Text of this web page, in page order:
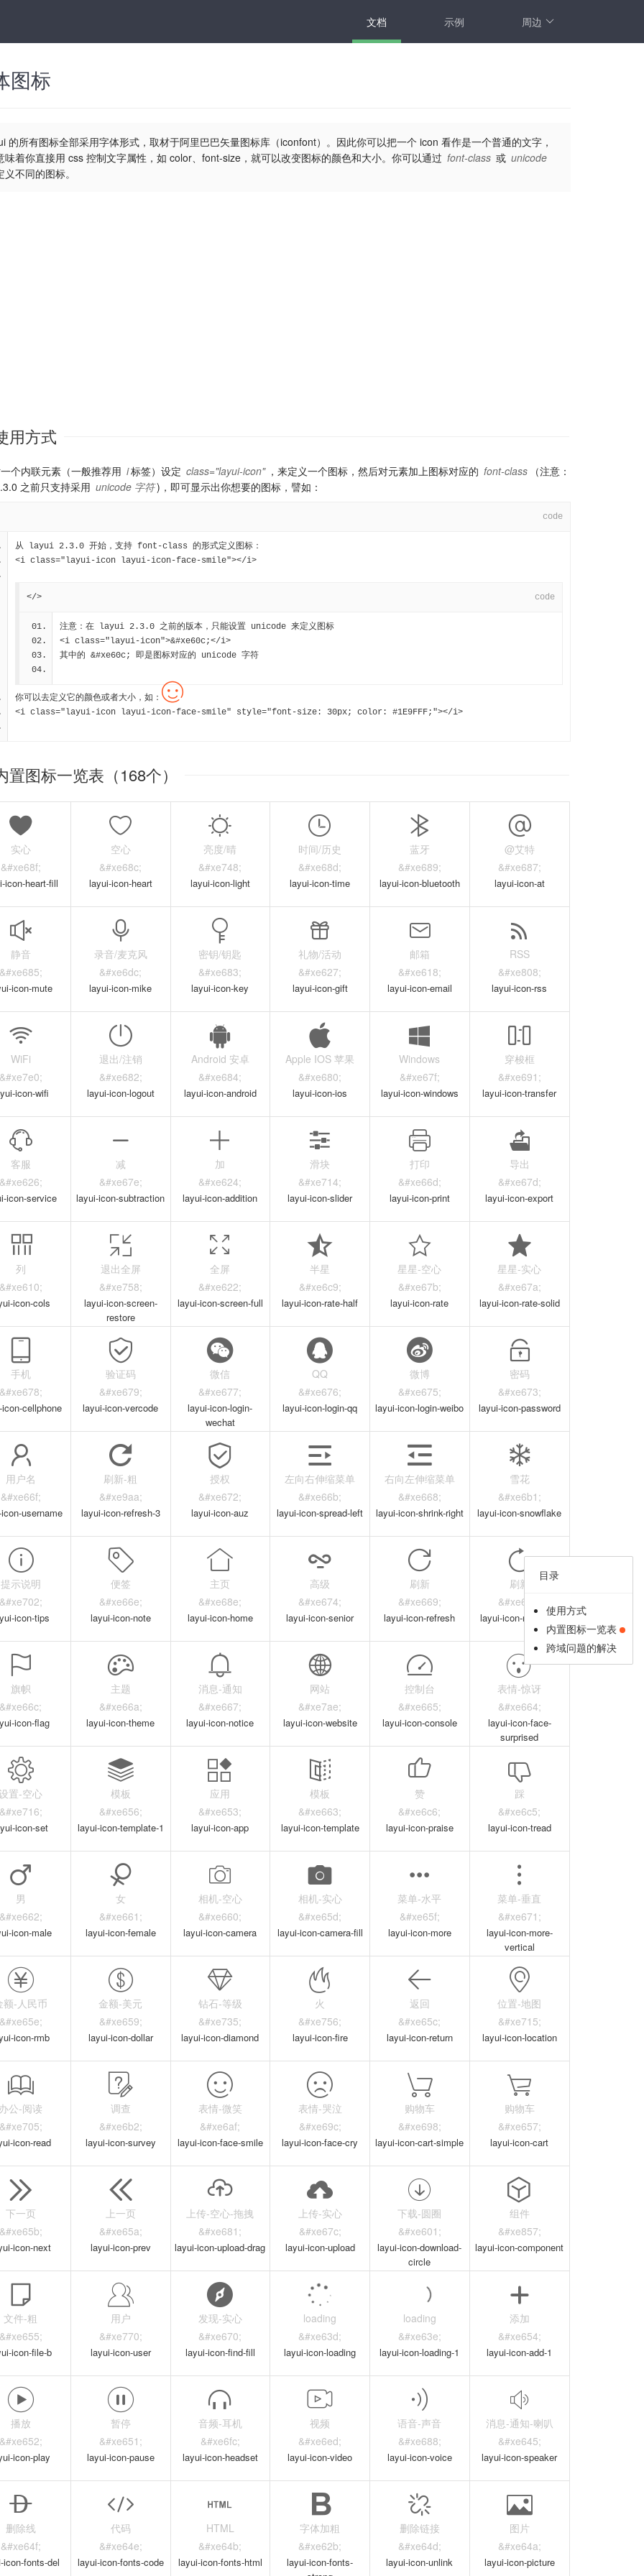
文档 示例 周边
目录
使用方式
内置图标一览表
跨域问题的解决
图标
的所有图标全部采用字体形式，取材于阿里巴巴矢量图标库（iconfont）。因此你可以把一个 icon 看作是一个普通的文字，
味着你直接用 css 控制文字属性，如 color、font-size，就可以改变图标的颜色和大小。你可以通过 font-class 或 unicode
义不同的图标。
用方式
个内联元素（一般推荐用 i标签）设定 class="layui-icon" ，来定义一个图标，然后对元素加上图标对应的 font-class （注意：
之前只支持采用 unicode 字符)，即可显示出你想要的图标，譬如：
code
从 layui 2.3.0 开始，支持 font-class 的形式定义图标：
<i class="layui-icon layui-icon-face-smile"></i>
</> code
注意：在 layui 2.3.0 之前的版本，只能设置 unicode 来定义图标
<i class="layui-icon">&#xe60c;</i>
其中的 &#xe60c; 即是图标对应的 unicode 字符
你可以去定义它的颜色或者大小，如：
<i class="layui-icon layui-icon-face-smile" style="font-size: 30px; color: #1E9FFF;"></i>
置图标一览表（168个）
实心
&#xe68f;
icon-heart-fill
空心
&#xe68c;
layui-icon-heart
亮度/晴
&#xe748;
layui-icon-light
时间/历史
&#xe68d;
layui-icon-time
蓝牙
&#xe689;
layui-icon-bluetooth
@艾特
&#xe687;
layui-icon-at
静音
&#xe685;
icon-mute
录音/麦克风
&#xe6dc;
layui-icon-mike
密钥/钥匙
&#xe683;
layui-icon-key
礼物/活动
&#xe627;
layui-icon-gift
邮箱
&#xe618;
layui-icon-email
RSS
&#xe808;
layui-icon-rss
WiFi
&#xe7e0;
icon-wifi
退出/注销
&#xe682;
layui-icon-logout
Android 安卓
&#xe684;
layui-icon-android
Apple IOS 苹果
&#xe680;
layui-icon-ios
Windows
&#xe67f;
layui-icon-windows
穿梭框
&#xe691;
layui-icon-transfer
客服
&#xe626;
icon-service
减
&#xe67e;
layui-icon-subtraction
加
&#xe624;
layui-icon-addition
滑块
&#xe714;
layui-icon-slider
打印
&#xe66d;
layui-icon-print
导出
&#xe67d;
layui-icon-export
列
&#xe610;
icon-cols
退出全屏
&#xe758;
layui-icon-screen-
restore
全屏
&#xe622;
layui-icon-screen-full
半星
&#xe6c9;
layui-icon-rate-half
星星-空心
&#xe67b;
layui-icon-rate
星星-实心
&#xe67a;
layui-icon-rate-solid
手机
&#xe678;
cellphone
验证码
&#xe679;
layui-icon-vercode
微信
&#xe677;
layui-icon-login-
wechat
QQ
&#xe676;
layui-icon-login-qq
微博
&#xe675;
layui-icon-login-weibo
密码
&#xe673;
layui-icon-password
用户名
&#xe66f;
username
刷新-粗
&#xe9aa;
layui-icon-refresh-3
授权
&#xe672;
layui-icon-auz
左向右伸缩菜单
&#xe66b;
layui-icon-spread-left
右向左伸缩菜单
&#xe668;
layui-icon-shrink-right
雪花
&#xe6b1;
layui-icon-snowflake
提示说明
&#xe702;
icon-tips
便签
&#xe66e;
layui-icon-note
主页
&#xe68e;
layui-icon-home
高级
&#xe674;
layui-icon-senior
刷新
&#xe669;
layui-icon-refresh
刷新
&#xe666;
layui-icon-refresh-1
旗帜
&#xe66c;
icon-flag
主题
&#xe66a;
layui-icon-theme
消息-通知
&#xe667;
layui-icon-notice
网站
&#xe7ae;
layui-icon-website
控制台
&#xe665;
layui-icon-console
表情-惊讶
&#xe664;
layui-icon-face-
surprised
置-空心
&#xe716;
icon-set
模板
&#xe656;
layui-icon-template-1
应用
&#xe653;
layui-icon-app
模板
&#xe663;
layui-icon-template
赞
&#xe6c6;
layui-icon-praise
踩
&#xe6c5;
layui-icon-tread
男
&#xe662;
icon-male
女
&#xe661;
layui-icon-female
相机-空心
&#xe660;
layui-icon-camera
相机-实心
&#xe65d;
layui-icon-camera-fill
菜单-水平
&#xe65f;
layui-icon-more
菜单-垂直
&#xe671;
layui-icon-more-
vertical
额-人民币
&#xe65e;
icon-rmb
金额-美元
&#xe659;
layui-icon-dollar
钻石-等级
&#xe735;
layui-icon-diamond
火
&#xe756;
layui-icon-fire
返回
&#xe65c;
layui-icon-return
位置-地图
&#xe715;
layui-icon-location
办公-阅读
&#xe705;
icon-read
调查
&#xe6b2;
layui-icon-survey
表情-微笑
&#xe6af;
layui-icon-face-smile
表情-哭泣
&#xe69c;
layui-icon-face-cry
购物车
&#xe698;
layui-icon-cart-simple
购物车
&#xe657;
layui-icon-cart
下一页
&#xe65b;
icon-next
上一页
&#xe65a;
layui-icon-prev
上传-空心-拖拽
&#xe681;
layui-icon-upload-drag
上传-实心
&#xe67c;
layui-icon-upload
下载-圆圈
&#xe601;
layui-icon-download-
circle
组件
&#xe857;
layui-icon-component
文件-粗
&#xe655;
icon-file-b
用户
&#xe770;
layui-icon-user
发现-实心
&#xe670;
layui-icon-find-fill
loading
&#xe63d;
layui-icon-loading
loading
&#xe63e;
layui-icon-loading-1
添加
&#xe654;
layui-icon-add-1
播放
&#xe652;
icon-play
暂停
&#xe651;
layui-icon-pause
音频-耳机
&#xe6fc;
layui-icon-headset
视频
&#xe6ed;
layui-icon-video
语音-声音
&#xe688;
layui-icon-voice
消息-通知-喇叭
&#xe645;
layui-icon-speaker
删除线
&#xe64f;
icon-fonts-del
代码
&#xe64e;
layui-icon-fonts-code
HTML
&#xe64b;
layui-icon-fonts-html
字体加粗
&#xe62b;
layui-icon-fonts-
删除链接
&#xe64d;
layui-icon-unlink
图片
&#xe64a;
layui-icon-picture